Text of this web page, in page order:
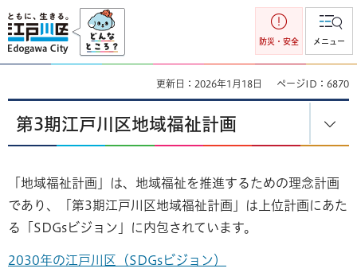
江戸川区
防災・安全 メニュー
更新日：2026年1月18日 ページID：6870
第3期江戸川区地域福祉計画
「地域福祉計画」は、地域福祉を推進するための理念計画
であり、「第3期江戸川区地域福祉計画」は上位計画にあた
る「SDGsビジョン」に内包されています。
2030年の江戸川区（SDGsビジョン）